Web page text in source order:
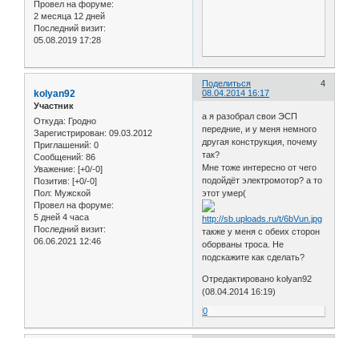
Провел на форуме:
2 месяца 12 дней
Последний визит:
05.08.2019 17:28
Поделиться
4
08.04.2014 16:17
kolyan92
Участник
Откуда: Гродно
Зарегистрирован: 09.03.2012
Приглашений: 0
Сообщений: 86
Уважение: [+0/-0]
Позитив: [+0/-0]
Пол: Мужской
Провел на форуме:
5 дней 4 часа
Последний визит:
06.06.2021 12:46
а я разобрал свои ЭСП
передние, и у меня немного
другая конструкция, почему
так?
Мне тоже интересно от чего
подойдёт электромотор? а то
этот умер(
также у меня с обеих сторон
оборваны троса. Не
подскажите как сделать?
Отредактировано kolyan92
(08.04.2014 16:19)
0